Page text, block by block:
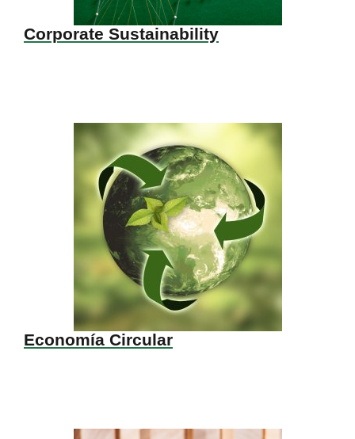
Corporate Sustainability
Economía Circular